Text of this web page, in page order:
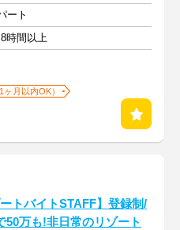
ート
時間以上
ヶ月以内OK）
ートバイトSTAFF】登録制/
50万も!非日常のリゾート